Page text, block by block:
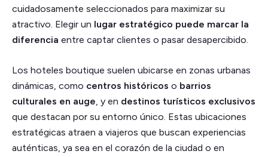
cuidadosamente seleccionados para maximizar su
atractivo. Elegir un lugar estratégico puede marcar la
diferencia entre captar clientes o pasar desapercibido.
Los hoteles boutique suelen ubicarse en zonas urbanas
dinámicas, como centros históricos o barrios
culturales en auge, y en destinos turísticos exclusivos
que destacan por su entorno único. Estas ubicaciones
estratégicas atraen a viajeros que buscan experiencias
auténticas, ya sea en el corazón de la ciudad o en